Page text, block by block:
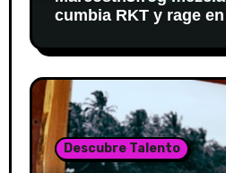
cumbia RKT y rage en
Descubre Talento